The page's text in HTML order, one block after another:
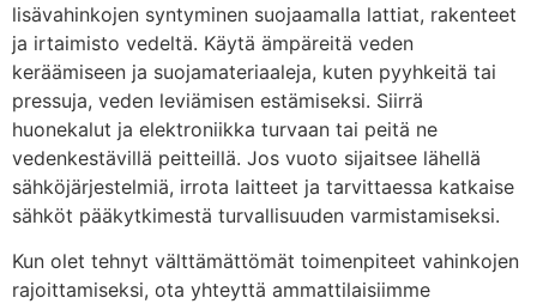
lisävahinkojen syntyminen suojaamalla lattiat, rakenteet
ja irtaimisto vedeltä. Käytä ämpäreitä veden
keräämiseen ja suojamateriaaleja, kuten pyyhkeitä tai
pressuja, veden leviämisen estämiseksi. Siirrä
huonekalut ja elektroniikka turvaan tai peitä ne
vedenkestävillä peitteillä. Jos vuoto sijaitsee lähellä
sähköjärjestelmiä, irrota laitteet ja tarvittaessa katkaise
sähköt pääkytkimestä turvallisuuden varmistamiseksi.
Kun olet tehnyt välttämättömät toimenpiteet vahinkojen
rajoittamiseksi, ota yhteyttä ammattilaisiimme